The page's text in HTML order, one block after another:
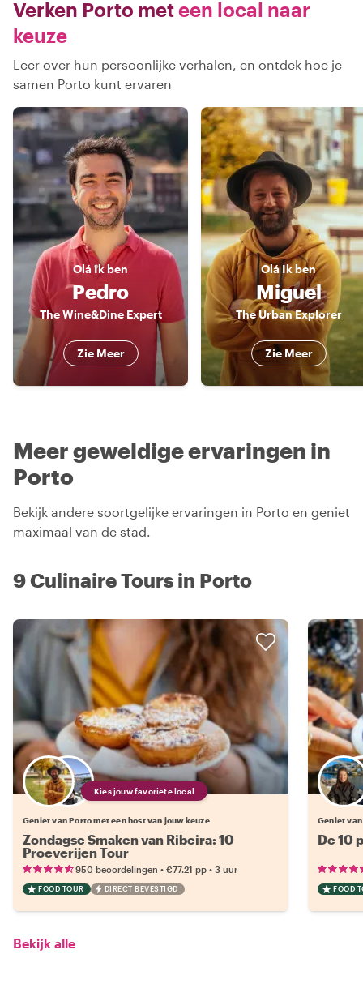
Verken Porto meteen local naar
keuze
Leer over hun persoonlijke verhalen, en ontdek hoe je
samen Porto kunt ervaren
Olá Ik ben
Pedro
The Wine&Dine Expert
Zie Meer
Olá Ik ben
Miguel
The Urban Explorer
Zie Meer
Meer geweldige ervaringen in
Porto
Bekijk andere soortgelijke ervaringen in Porto en geniet
maximaal van de stad.
9 Culinaire Tours in Porto
Kies jouw favoriete local
Geniet van Porto met een host van jouw keuze
Zondagse Smaken van Ribeira: 10
Proeverijen Tour
950 beoordelingen • €77.21 pp • 3 uur
FOOD TOUR DIRECT BEVESTIGD
Geniet
De 10
FOOD
Bekijk alle